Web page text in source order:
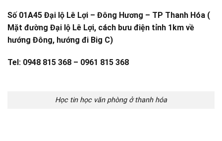
Số 01A45 Đại lộ Lê Lợi – Đông Hương – TP Thanh Hóa (
Mặt đường Đại lộ Lê Lợi, cách bưu điện tỉnh 1km về
hướng Đông, hướng đi Big C)
Tel: 0948 815 368 – 0961 815 368
Học tin học văn phòng ở thanh hóa